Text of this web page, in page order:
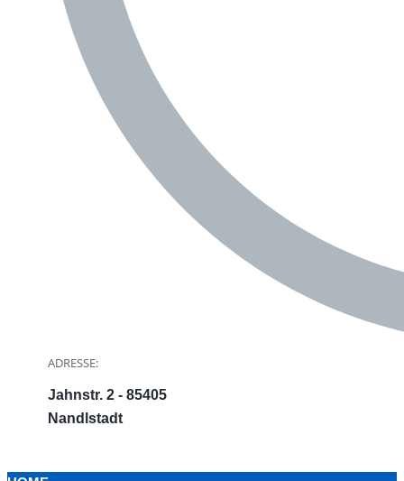
ADRESSE:
Jahnstr. 2 - 85405
Nandlstadt